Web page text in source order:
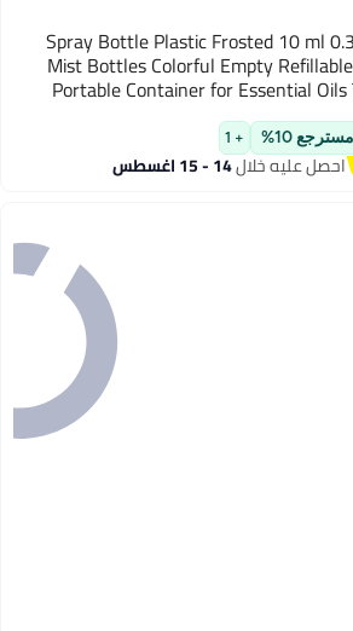
Spray Bottle Plastic Frosted 10 ml
Mist Bottles Colorful Empty
Portable Container for Essential
10%
+ 1
احصل عليه خلال14 - 15 اغسطس